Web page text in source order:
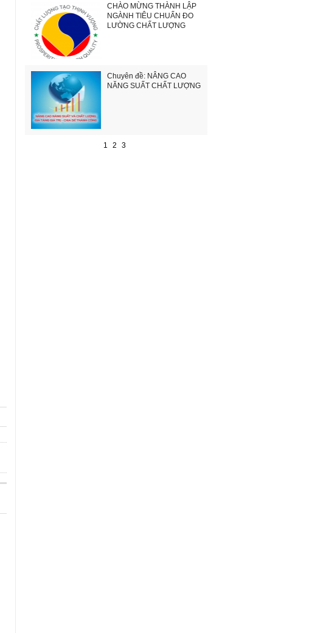
CHÀO MỪNG THÀNH LẬP
NGÀNH TIÊU CHUẨN ĐO
LƯỜNG CHẤT LƯỢNG
Chuyên đề: NÂNG CAO
NĂNG SUẤT CHẤT LƯỢNG
1 2 3